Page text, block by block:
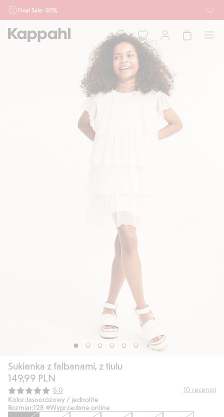
Final Sale -30%
działu outlet do 10.8 w sklepach Kappahl i Newbie oraz na kappahl.com. Ofert
nie łączymy
Mężczyzna Dziecko
Niemowlę
Sukienka z falbanami, z tiulu
149,99 PLN
Średnia ocena:
5.0 10 recenzji
Kolor:Jasnoróżowy / jednolite
Rozmiar:128 Wyprzedane online